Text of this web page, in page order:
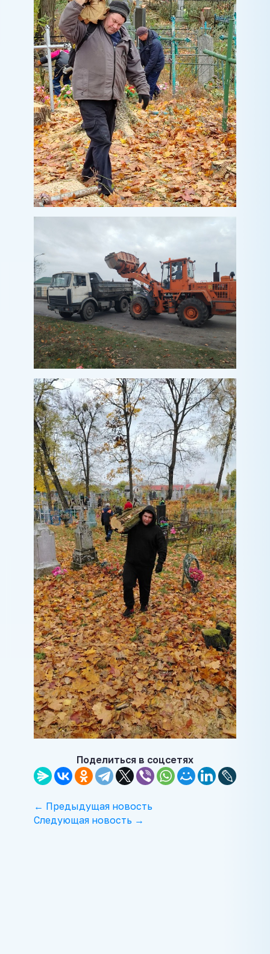
Поделиться в соцсетях
← Предыдущая новость
Следующая новость →